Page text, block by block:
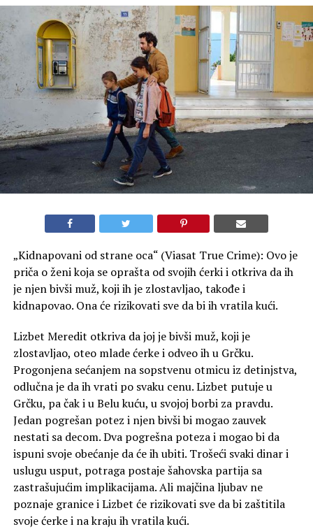
„Kidnapovani od strane oca“ (Viasat True Crime): Ovo je
priča o ženi koja se oprašta od svojih ćerki i otkriva da ih
je njen bivši muž, koji ih je zlostavljao, takođe i
kidnapovao. Ona će rizikovati sve da bi ih vratila kući.
Lizbet Meredit otkriva da joj je bivši muž, koji je
zlostavljao, oteo mlade ćerke i odveo ih u Grčku.
Progonjena sećanjem na sopstvenu otmicu iz detinjstva,
odlučna je da ih vrati po svaku cenu. Lizbet putuje u
Grčku, pa čak i u Belu kuću, u svojoj borbi za pravdu.
Jedan pogrešan potez i njen bivši bi mogao zauvek
nestati sa decom. Dva pogrešna poteza i mogao bi da
ispuni svoje obećanje da će ih ubiti. Trošeći svaki dinar i
uslugu usput, potraga postaje šahovska partija sa
zastrašujućim implikacijama. Ali majčina ljubav ne
poznaje granice i Lizbet će rizikovati sve da bi zaštitila
svoje ćerke i na kraju ih vratila kući.